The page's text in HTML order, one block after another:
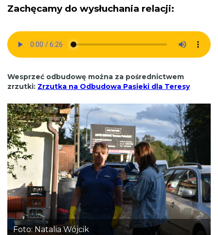
Zachęcamy do wysłuchania relacji:
Wesprzeć odbudowę można za pośrednictwem
zrzutki: Zrzutka na Odbudowa Pasieki dla Teresy
Foto: Natalia Wójcik